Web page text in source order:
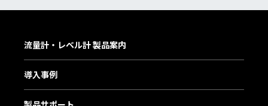
流量計・レベル計 製品案内
導入事例